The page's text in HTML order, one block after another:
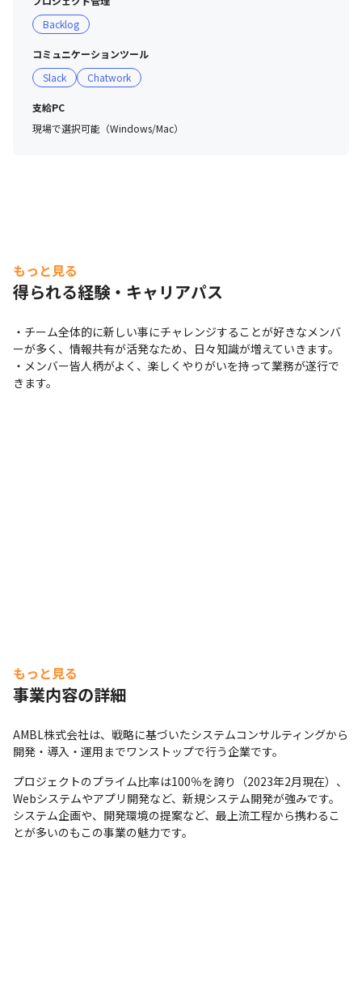
Backlog
コミュニケーションツール
Slack
Chatwork
支給PC
現場で選択可能（Windows/Mac）
もっと見る
得られる経験・キャリアパス
・チーム全体的に新しい事にチャレンジすることが好きなメンバ
ーが多く、情報共有が活発なため、日々知識が増えていきます。
・メンバー皆人柄がよく、楽しくやりがいを持って業務が遂行で
きます。
もっと見る
事業内容の詳細
AMBL株式会社は、戦略に基づいたシステムコンサルティングから
開発・導入・運用までワンストップで行う企業です。
プロジェクトのプライム比率は100％を誇り（2023年2月現在）、
Webシステムやアプリ開発など、新規システム開発が強みです。
システム企画や、開発環境の提案など、最上流工程から携わるこ
とが多いのもこの事業の魅力です。